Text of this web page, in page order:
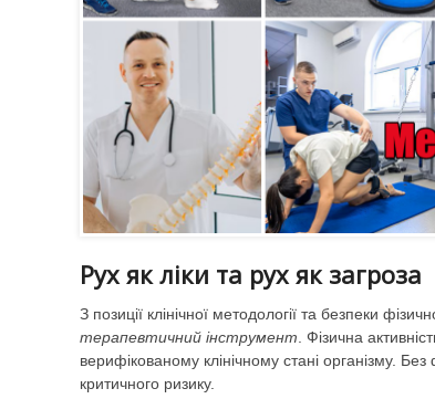
Рух як ліки та рух як загроза
З позиції клінічної методології та безпеки
терапевтичний інструмент. Фізична
верифікованому клінічному стані організму.
критичного ризику.